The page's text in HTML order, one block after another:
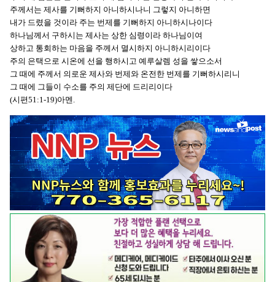
주께서는 제사를 기뻐하지 아니하시나니 그렇지 아니하면
내가 드렸을 것이라 주는 번제를 기뻐하지 아니하시나이다
하나님께서 구하시는 제사는 상한 심령이라 하나님이여
상하고 통회하는 마음을 주께서 멸시하지 아니하시리이다
주의 은택으로 시온에 선을 행하시고 예루살렘 성을 쌓으소서
그 때에 주께서 의로운 제사와 번제와 온전한 번제를 기뻐하시리니
그 때에 그들이 수소를 주의 제단에 드리리이다
(시편51:1-19)아멘.